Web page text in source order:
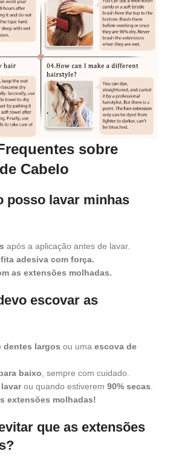
sobre
Cabelo
posso lavar minhas
após a aplicação antes de lavar.
adesiva com força.
as extensões molhadas.
escovar as
dentes largos ou uma escova de
baixo , sempre com cuidado.
ou quando estiverem 90% secas
extensões molhadas!
que as extensões